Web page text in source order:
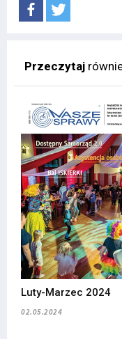
Przeczytaj
Luty-Marzec 2024
02.05.2024